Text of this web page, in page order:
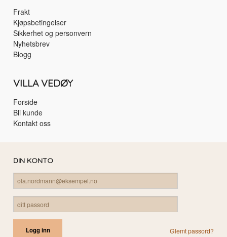
Frakt
Kjøpsbetingelser
Sikkerhet og personvern
Nyhetsbrev
Blogg
VILLA VEDØY
Forside
Bli kunde
Kontakt oss
DIN KONTO
Glemt passord?